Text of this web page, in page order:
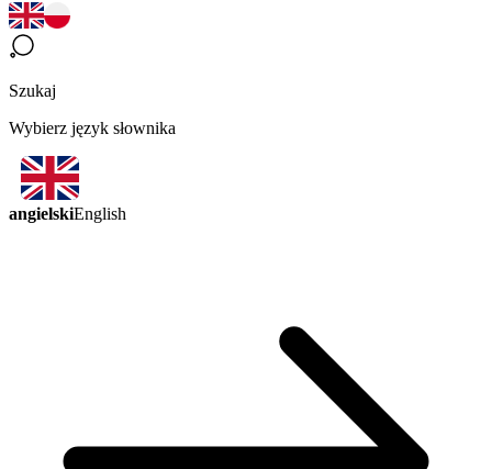
Szukaj
Wybierz język słownika
angielskiEnglish